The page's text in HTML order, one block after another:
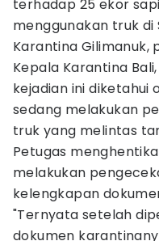
terhadap 25 ekor
menggunakan truk
Karantina Gilimanuk,
Kepala Karantina
kejadian ini diketahui
sedang melakukan
truk yang melintas
Petugas
melakukan
kelengkapan
"Ternyata setelah
dokumen